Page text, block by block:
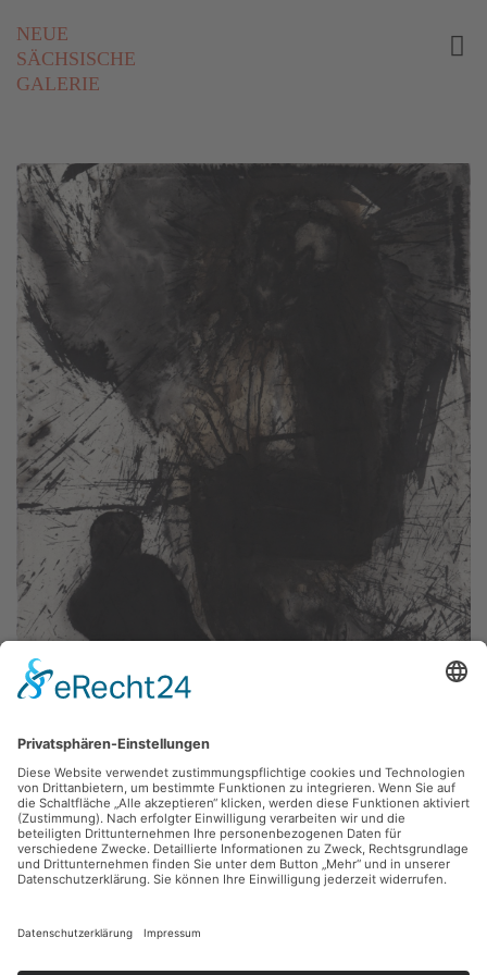
NEUE
SÄCHSISCHE
GALERIE
Michael Morgner,Tod + Mensch
1987, Prägedruck, Tusche, 53 x 70 cm, Inv.: B-05486
zurück
Bitte schreiben Sie an sammlung@kunsthuette.de